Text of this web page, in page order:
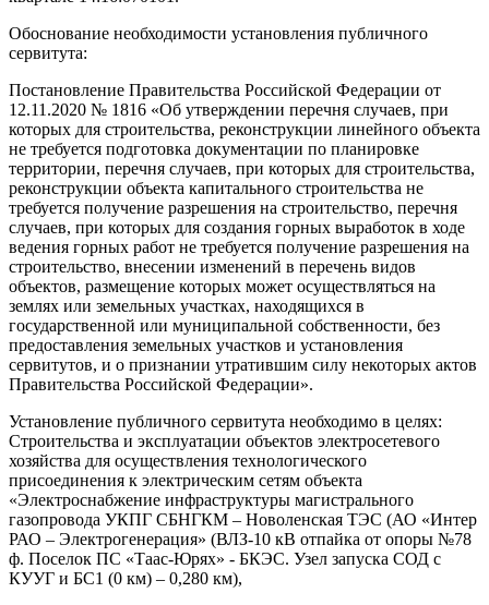
Обоснование необходимости установления публичного
сервитута:
Постановление Правительства Российской Федерации от
12.11.2020 № 1816 «Об утверждении перечня случаев, при
которых для строительства, реконструкции линейного объекта
не требуется подготовка документации по планировке
территории, перечня случаев, при которых для строительства,
реконструкции объекта капитального строительства не
требуется получение разрешения на строительство, перечня
случаев, при которых для создания горных выработок в ходе
ведения горных работ не требуется получение разрешения на
строительство, внесении изменений в перечень видов
объектов, размещение которых может осуществляться на
землях или земельных участках, находящихся в
государственной или муниципальной собственности, без
предоставления земельных участков и установления
сервитутов, и о признании утратившим силу некоторых актов
Правительства Российской Федерации».
Установление публичного сервитута необходимо в целях:
Строительства и эксплуатации объектов электросетевого
хозяйства для осуществления технологического
присоединения к электрическим сетям объекта
«Электроснабжение инфраструктуры магистрального
газопровода УКПГ СБНГКМ – Новоленская ТЭС (АО «Интер
РАО – Электрогенерация» (ВЛЗ-10 кВ отпайка от опоры №78
ф. Поселок ПС «Таас-Юрях» - БКЭС. Узел запуска СОД с
КУУГ и БС1 (0 км) – 0,280 км),